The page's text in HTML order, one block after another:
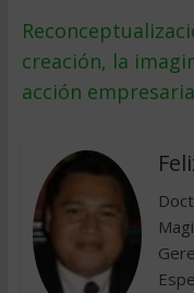
creación, la
acción empresaria